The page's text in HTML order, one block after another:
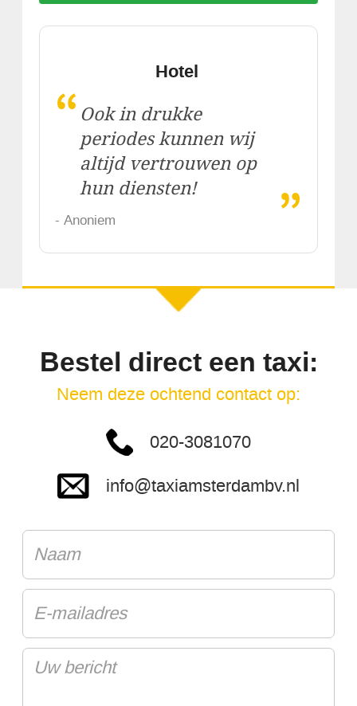
Hotel
“ Ook in drukke
periodes kunnen wij
altijd vertrouwen op
hun diensten!
„
- Anoniem
Bestel direct een taxi:
Neem deze ochtend contact op:
020-3081070
info@taxiamsterdambv.nl